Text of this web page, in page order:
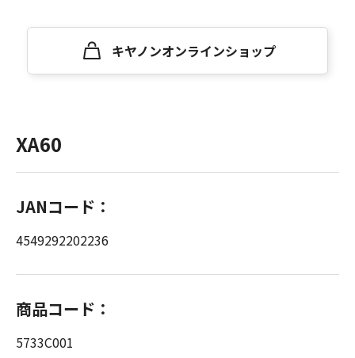
XA60
JANコード：
4549292202236
商品コード：
5733C001
キヤノンオンラインショップ